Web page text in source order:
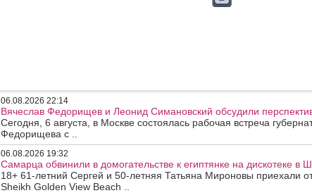
06.08.2026 22:14
Вячеслав Федорищев и Леонид Симановский обсудили
Сегодня, 6 августа, в Москве состоялась рабочая встреча
Федорищева с ..
06.08.2026 19:32
Самарца обвинили в домогательстве к египтянке на дискотеке в
18+ 61-летний Сергей и 50-летняя Татьяна Мироновы приехали
Sheikh Golden View Beach ..